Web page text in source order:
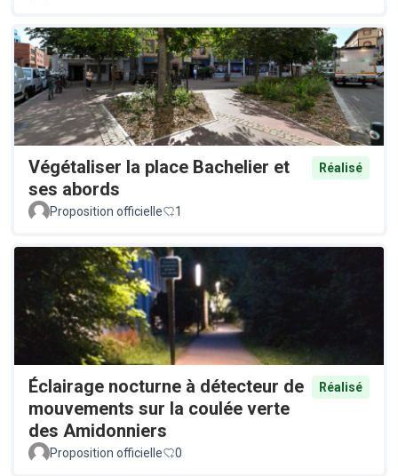
Végétaliser la place Bachelier et
ses abords
Réalisé
Proposition officielle 1
Éclairage nocturne à détecteur de
mouvements sur la coulée verte
des Amidonniers
Réalisé
Proposition officielle 0